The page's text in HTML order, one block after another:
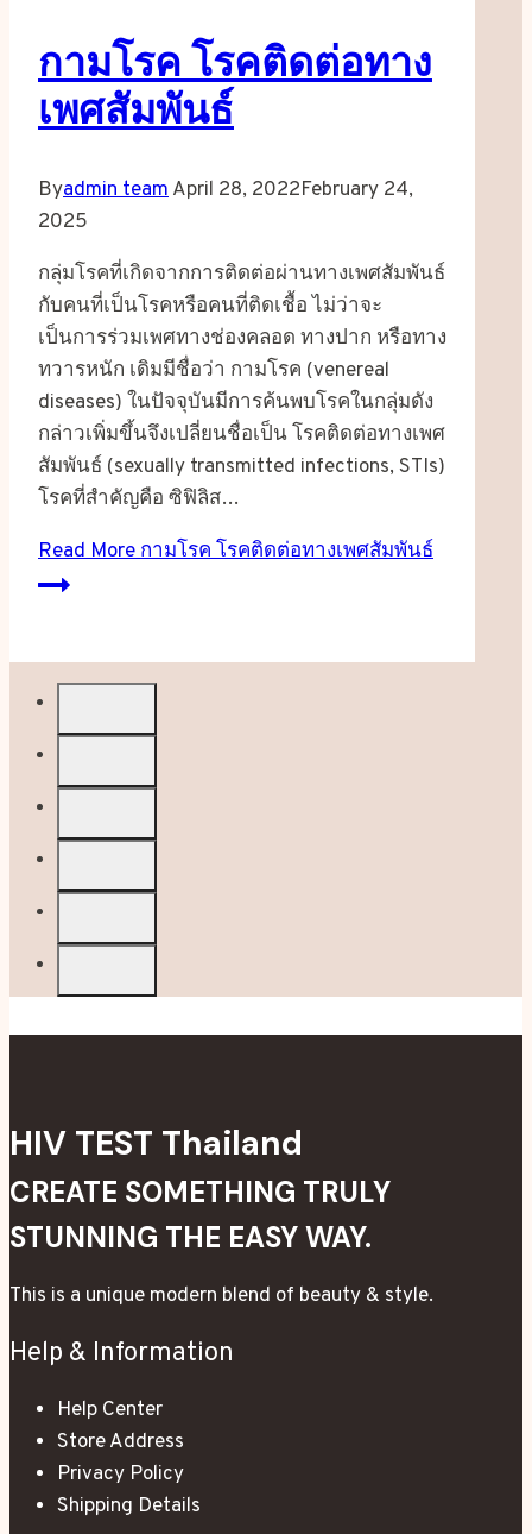
กามโรค โรคติดต่อทาง
เพศสัมพันธ์
Byadmin teamApril 28, 2022February 24,
2025
กลุ่มโรคที่เกิดจากการติดต่อผ่านทางเพศสัมพันธ์
กับคนที่เป็นโรคหรือคนที่ติดเชื้อ ไม่ว่าจะ
เป็นการร่วมเพศทางช่องคลอด ทางปาก หรือทาง
ทวารหนัก เดิมมีชื่อว่า กามโรค (venereal
diseases) ในปัจจุบันมีการค้นพบโรคในกลุ่มดัง
กล่าวเพิ่มขึ้นจึงเปลี่ยนชื่อเป็น โรคติดต่อทางเพศ
สัมพันธ์ (sexually transmitted infections, STIs)
โรคที่สำคัญคือ ซิฟิลิส…
Read Moreกามโรค โรคติดต่อทางเพศสัมพันธ์
HIV TEST Thailand
CREATE SOMETHING TRULY
STUNNING THE EASY WAY.
This is a unique modern blend of beauty & style.
Help & Information
Help Center
Store Address
Privacy Policy
Shipping Details